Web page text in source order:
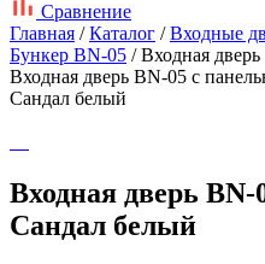
Сравнение
Главная /Каталог /Входные
Бункер BN-05 / Входная
Входная дверь BN-05 с
Сандал белый
Входная дверь
Сандал белый